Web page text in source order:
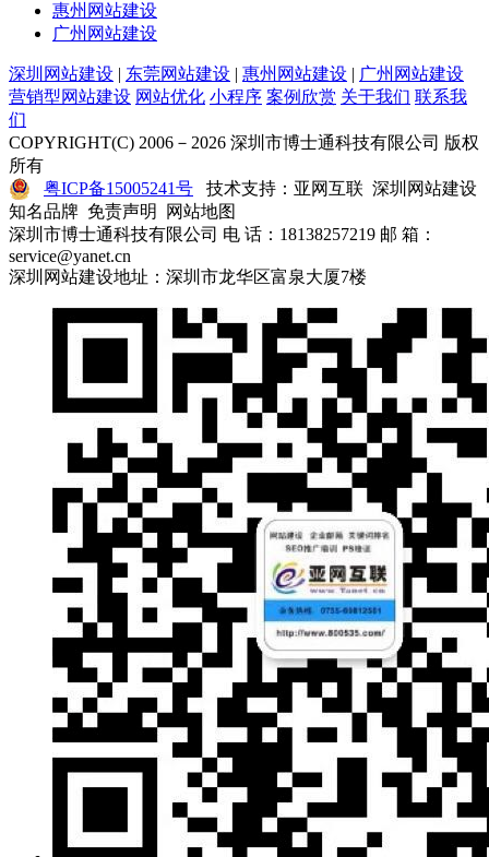
惠州网站建设
广州网站建设
深圳网站建设 | 东莞网站建设 | 惠州网站建设 | 广州网站建设
营销型网站建设 网站优化 小程序 案例欣赏 关于我们 联系我
们
COPYRIGHT(C) 2006－2026 深圳市博士通科技有限公司 版权
所有
粤ICP备15005241号 技术支持：亚网互联 深圳网站建设
知名品牌 免责声明 网站地图
深圳市博士通科技有限公司 电 话：18138257219 邮 箱：
service@yanet.cn
深圳网站建设地址：深圳市龙华区富泉大厦7楼